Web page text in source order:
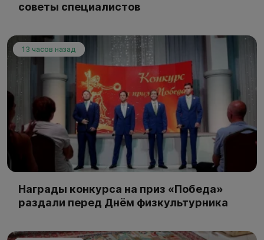
советы специалистов
13 часов назад
Награды конкурса на приз «Победа»
раздали перед Днём физкультурника